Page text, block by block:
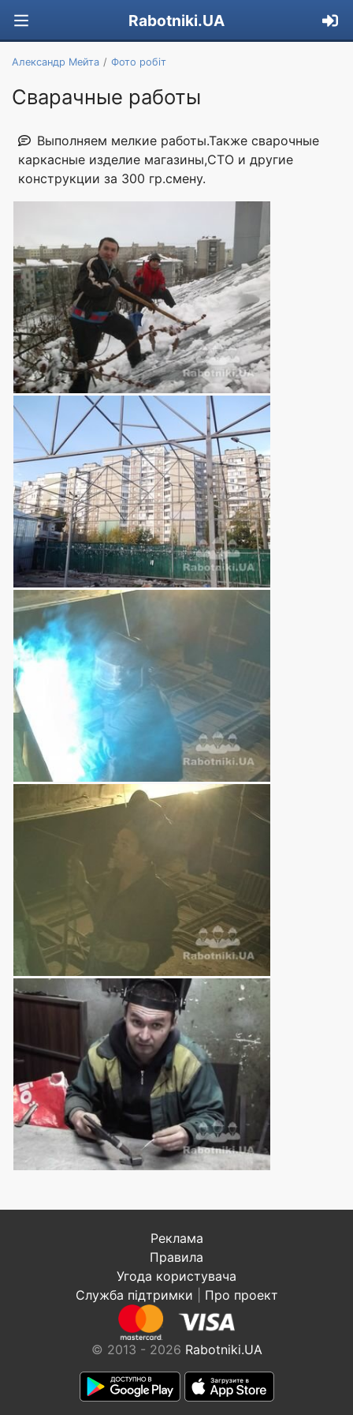
Rabotniki.UA
Александр Мейта Фото робіт
Сварачные работы
Выполняем мелкие работы.Также сварочные
каркасные изделие магазины,СТО и другие
конструкции за 300 гр.смену.
Реклама
Правила
Угода користувача
Служба підтримки
Про проект
© 2013 - 2026 Rabotniki.UA